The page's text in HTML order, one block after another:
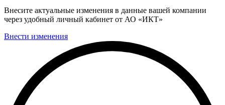
Внесите актуальные изменения в данные вашей компании
через удобный личный кабинет от АО «ИКТ»
Внести изменения